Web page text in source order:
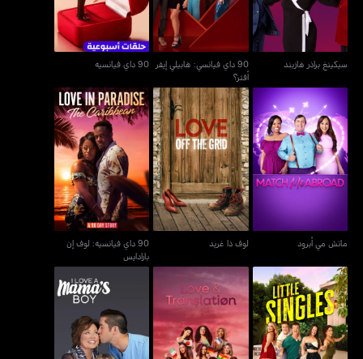
سيكينغ براذر هازبند
90 داي فيانسي: هابيلي إيفر
أفتر؟
90 داي فيانسيه
ماتش مي أبرود
ماتش مي أبرود
لوف ذا غريد
لوف ذا غريد
90 داي فيانسيه: لوف إن
بارادايس
90 داي فيانسيه: لوف إن
بارادايس
ليتل سينجلز لوف آند ترانزليشن آي لوف أيه ماماز بوي